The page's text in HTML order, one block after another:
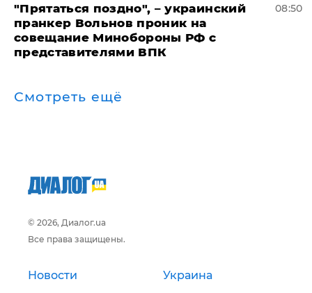
"Прятаться поздно", – украинский
пранкер Вольнов проник на
совещание Минобороны РФ с
представителями ВПК
08:50
Смотреть ещё
© 2026, Диалог.ua
Все права защищены.
Новости Украина